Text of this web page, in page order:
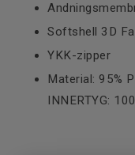
Softshell 3D
YKK-zipper
Material: 95%
INNERTYG: